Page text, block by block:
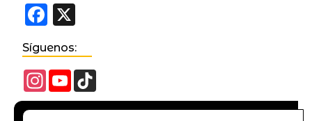
Facebook
Síguenos:
Instagram
YouTube
Channel